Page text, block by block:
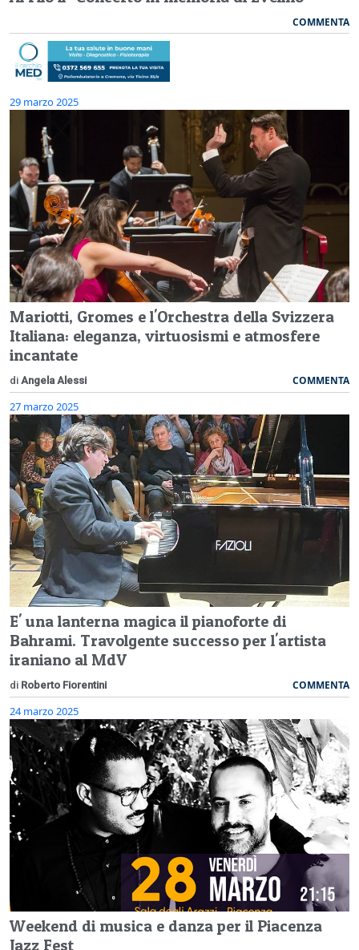
COMMENTA
29 marzo 2025
Mariotti, Gromes e l'Orchestra della Svizzera
Italiana: eleganza, virtuosismi e atmosfere
incantate
di Angela Alessi COMMENTA
27 marzo 2025
E' una lanterna magica il pianoforte di
Bahrami. Travolgente successo per l'artista
iraniano al MdV
di Roberto Fiorentini COMMENTA
24 marzo 2025
Weekend di musica e danza per il Piacenza
Jazz Fest